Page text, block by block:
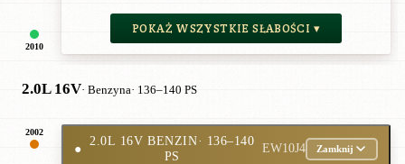
2010
POKAŻ WSZYSTKIE SŁABOŚCI ▾
2.0L 16V· Benzyna· 136–140 PS
2002
●
2.0L 16V BENZIN· 136–140
PS
EW10J4 Zamknij